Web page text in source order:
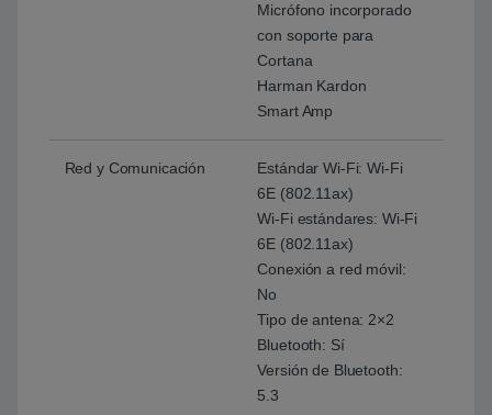
Micrófono incorporado
con soporte para
Cortana
Harman Kardon
Smart Amp
Red y Comunicación
Estándar Wi-Fi: Wi-Fi
6E (802.11ax)
Wi-Fi estándares: Wi-Fi
6E (802.11ax)
Conexión a red móvil:
No
Tipo de antena: 2×2
Bluetooth: Sí
Versión de Bluetooth:
5.3